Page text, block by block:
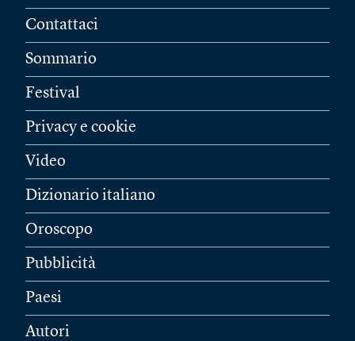
Contattaci
Sommario
Festival
Privacy e cookie
Video
Dizionario italiano
Oroscopo
Pubblicità
Paesi
Autori